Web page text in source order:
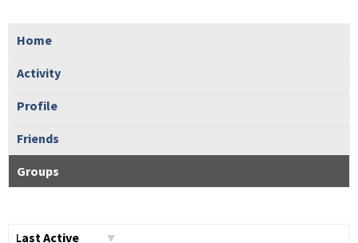
Home
Activity
Profile
Friends
Groups